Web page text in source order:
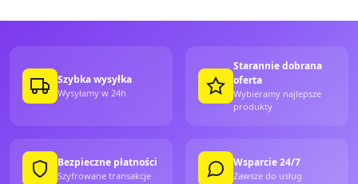
Szybka wysyłka
Wysyłamy w 24h
Starannie dobrana
oferta
Wybieramy najlepsze
produkty
Bezpieczne płatności
Szyfrowane transakcje
Wsparcie 24/7
Zawsze do usług